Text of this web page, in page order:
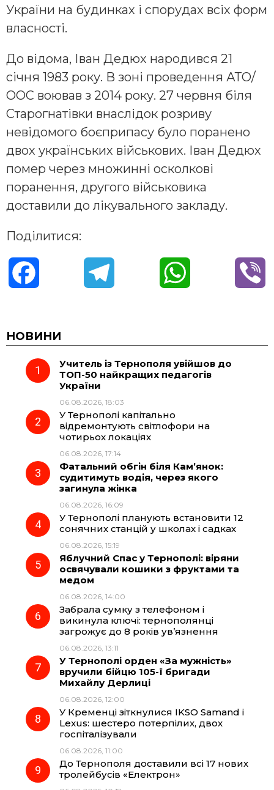
України на будинках і спорудах всіх форм
власності.
До відома, Іван Дедюх народився 21
січня 1983 року. В зоні проведення АТО/
ООС воював з 2014 року. 27 червня біля
Старогнатівки внаслідок розриву
невідомого боєприпасу було поранено
двох українських військових. Іван Дедюх
помер через множинні осколкові
поранення, другого військовика
доставили до лікувального закладу.
Поділитися:
c
e
o
k
e
r
a
m
t
A
НОВИНИ
Учитель із Тернополя увійшов до
ТОП-50 найкращих педагогів
України
06.08.2026, 18:03
У Тернополі капітально
відремонтують світлофори на
чотирьох локаціях
06.08.2026, 17:14
Фатальний обгін біля Кам’янок:
судитимуть водія, через якого
загинула жінка
06.08.2026, 16:09
У Тернополі планують встановити 12
сонячних станцій у школах і садках
06.08.2026, 15:19
Яблучний Спас у Тернополі: віряни
освячували кошики з фруктами та
медом
06.08.2026, 14:00
Забрала сумку з телефоном і
викинула ключі: тернополянці
загрожує до 8 років ув’язнення
06.08.2026, 13:11
У Тернополі орден «За мужність»
вручили бійцю 105-ї бригади
Михайлу Дерлиці
06.08.2026, 12:00
У Кременці зіткнулися IKSO Samand і
Lexus: шестеро потерпілих, двох
госпіталізували
06.08.2026, 11:00
До Тернополя доставили всі 17 нових
тролейбусів «Електрон»